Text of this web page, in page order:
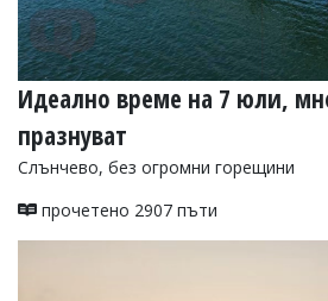
Идеално време на 7 юли,
празнуват
Слънчево, без огромни горещини
прочетено 2907 пъти